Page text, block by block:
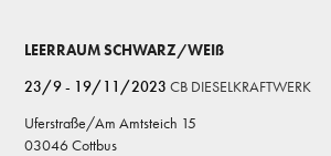
LEERRAUM SCHWARZ/WEIß
23/9 - 19/11/2023CB DIESELKRAFTWERK
Uferstraße/Am Amtsteich 15
03046 Cottbus